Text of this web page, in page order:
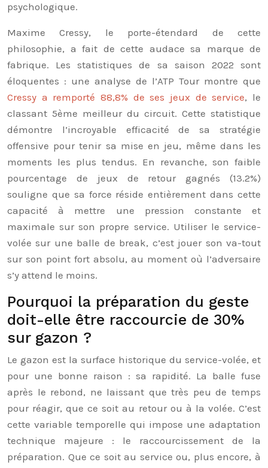
psychologique.
Maxime Cressy, le porte-étendard de cette
philosophie, a fait de cette audace sa marque de
fabrique. Les statistiques de sa saison 2022 sont
éloquentes : une analyse de l’ATP Tour montre que
Cressy a remporté 88,8% de ses jeux de service, le
classant 5ème meilleur du circuit. Cette statistique
démontre l’incroyable efficacité de sa stratégie
offensive pour tenir sa mise en jeu, même dans les
moments les plus tendus. En revanche, son faible
pourcentage de jeux de retour gagnés (13.2%)
souligne que sa force réside entièrement dans cette
capacité à mettre une pression constante et
maximale sur son propre service. Utiliser le service-
volée sur une balle de break, c’est jouer son va-tout
sur son point fort absolu, au moment où l’adversaire
s’y attend le moins.
Pourquoi la préparation du geste
doit-elle être raccourcie de 30%
sur gazon ?
Le gazon est la surface historique du service-volée, et
pour une bonne raison : sa rapidité. La balle fuse
après le rebond, ne laissant que très peu de temps
pour réagir, que ce soit au retour ou à la volée. C’est
cette variable temporelle qui impose une adaptation
technique majeure : le raccourcissement de la
préparation. Que ce soit au service ou, plus encore, à